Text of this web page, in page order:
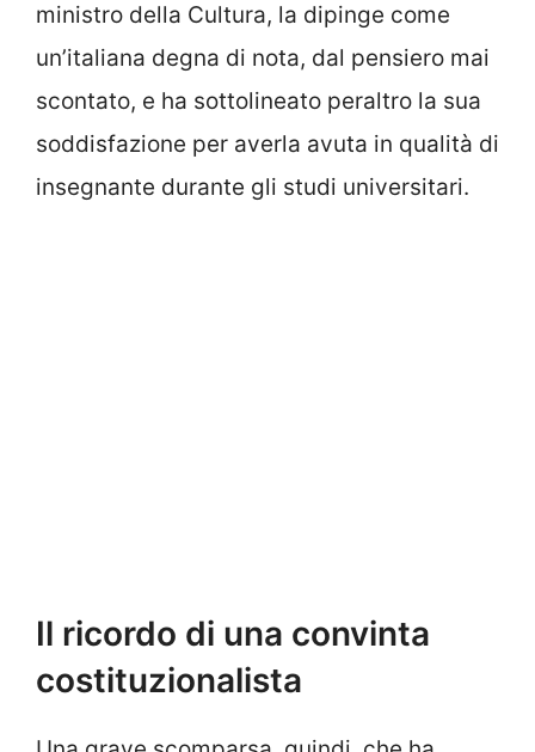
ministro della Cultura, la dipinge come
un’italiana degna di nota, dal pensiero mai
scontato, e ha sottolineato peraltro la sua
soddisfazione per averla avuta in qualità di
insegnante durante gli studi universitari.
Il ricordo di una convinta
costituzionalista